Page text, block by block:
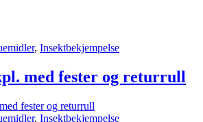
, Insektbekjempelse
med fester og returrull
, Insektbekjempelse